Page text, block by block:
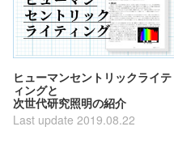
ヒューマンセントリックライテ
ィングと
次世代研究照明の紹介
Last update 2019.08.22